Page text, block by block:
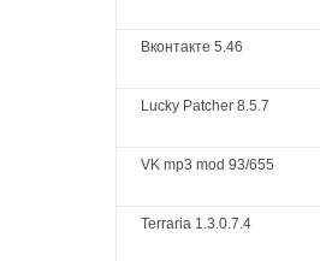
Вконтакте 5.46
Lucky Patcher 8.5.7
VK mp3 mod 93/655
Terraria 1.3.0.7.4